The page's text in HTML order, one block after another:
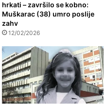
hrkati – završilo se kobno:
Muškarac (38) umro poslije
zahv
12/02/2026